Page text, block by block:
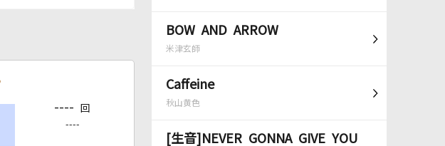
BOW AND ARROW
米津玄師
Caffeine
秋山黄色
[生音]NEVER GONNA GIVE YOU
---- 回
----